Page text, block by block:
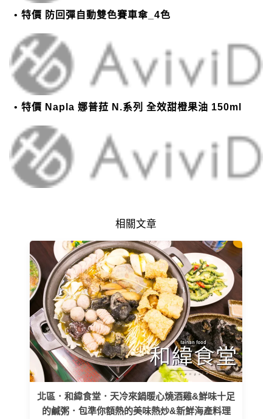
特價 防回彈自動雙色賽車傘_4色
特價 Napla 娜普菈 N.系列 全效甜橙果油 150ml
相關文章
北區．和緯食堂．天冷來鍋暖心燒酒雞&鮮味十足
的鹹粥．包準你額熱的美味熱炒&新鮮海產料理